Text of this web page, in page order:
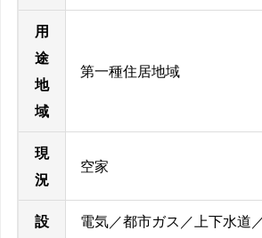
用
途
地
域
第一種住居地域
現
況
空家
設
電気／都市ガス／上下水道